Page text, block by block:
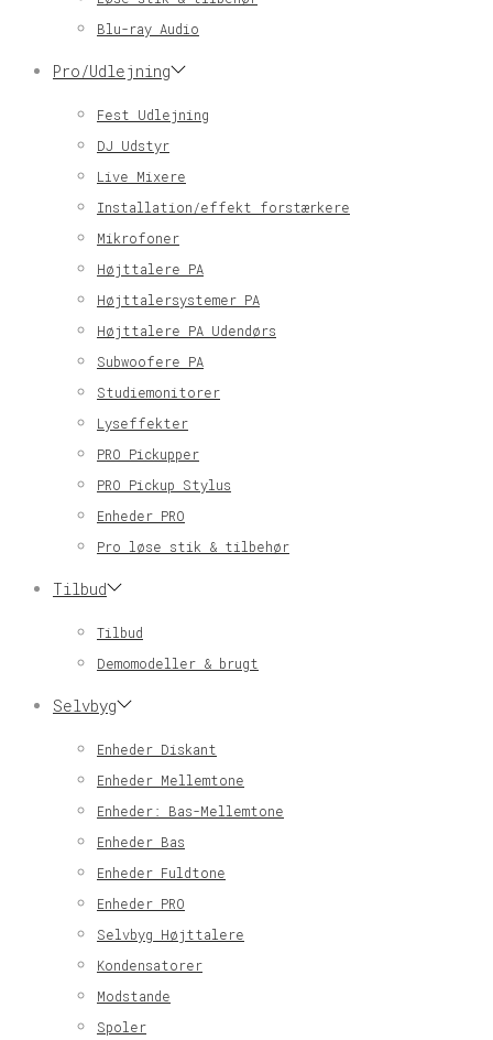
Blu-ray Audio
Pro/Udlejning
Fest Udlejning
DJ Udstyr
Live Mixere
Installation/effekt forstærkere
Mikrofoner
Højttalere PA
Højttalersystemer PA
Højttalere PA Udendørs
Subwoofere PA
Studiemonitorer
Lyseffekter
PRO Pickupper
PRO Pickup Stylus
Enheder PRO
Pro løse stik & tilbehør
Tilbud
Tilbud
Demomodeller & brugt
Selvbyg
Enheder Diskant
Enheder Mellemtone
Enheder: Bas-Mellemtone
Enheder Bas
Enheder Fuldtone
Enheder PRO
Selvbyg Højttalere
Kondensatorer
Modstande
Spoler